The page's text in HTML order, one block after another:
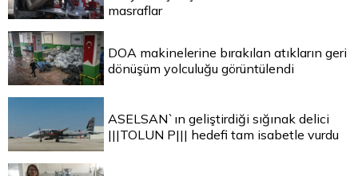
masraflar
DOA makinelerine bırakılan atıkların geri
dönüşüm yolculuğu görüntülendi
ASELSAN`ın geliştirdiği sığınak delici
|||TOLUN P||| hedefi tam isabetle vurdu